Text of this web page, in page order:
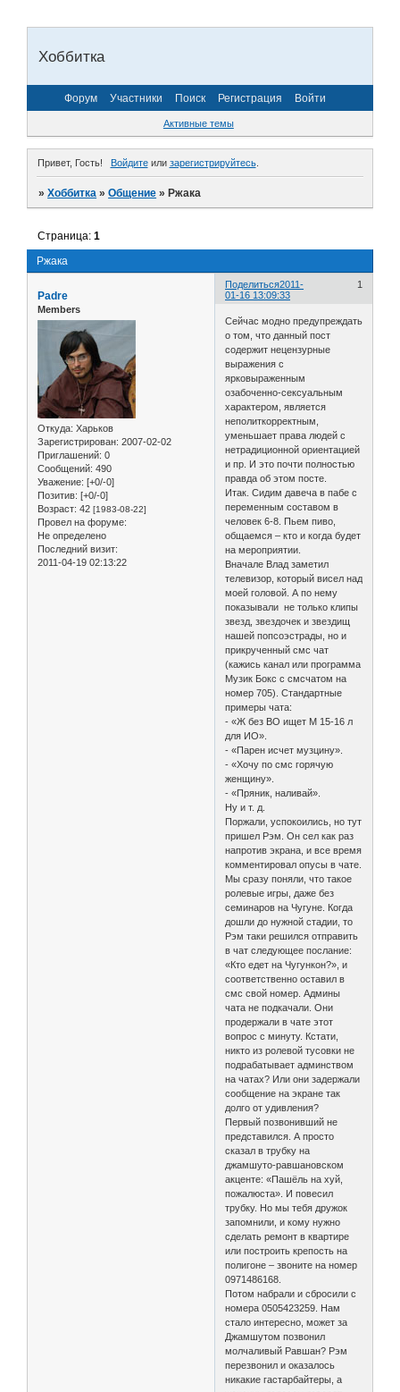
Хоббитка
Форум Участники Поиск Регистрация Войти
Активные темы
Привет, Гость! Войдитеили зарегистрируйтесь.
»Хоббитка »Общение »Ржака
Ржака
Страница:1
Поделиться 1
2011-
01-16 13:09:33
Padre
Members
Откуда: Харьков
Зарегистрирован: 2007-02-02
Приглашений: 0
Сообщений: 490
Уважение: [+0/-0]
Позитив: [+0/-0]
Возраст: 42 [1983-08-22]
Провел на форуме:
Не определено
Последний визит:
2011-04-19 02:13:22
Сейчас модно предупреждать
о том, что данный пост
содержит нецензурные
выражения с
ярковыраженным
озабоченно-сексуальным
характером, является
неполиткорректным,
уменьшает права людей с
нетрадиционной ориентацией
и пр. И это почти полностью
правда об этом посте.
Итак. Сидим давеча в пабе с
переменным составом в
человек 6-8. Пьем пиво,
общаемся – кто и когда будет
на мероприятии.
Вначале Влад заметил
телевизор, который висел над
моей головой. А по нему
показывали не только клипы
звезд, звездочек и звездищ
нашей попсоэстрады, но и
прикрученный смс чат
(кажись канал или программа
Музик Бокс с смсчатом на
номер 705). Стандартные
примеры чата:
- «Ж без ВО ищет М 15-16 л
для ИО».
- «Парен исчет музцину».
- «Хочу по смс горячую
женщину».
- «Пряник, наливай».
Ну и т. д.
Поржали, успокоились, но тут
пришел Рэм. Он сел как раз
напротив экрана, и все время
комментировал опусы в чате.
Мы сразу поняли, что такое
ролевые игры, даже без
семинаров на Чугуне. Когда
дошли до нужной стадии, то
Рэм таки решился отправить
в чат следующее послание:
«Кто едет на Чугункон?», и
соответственно оставил в
смс свой номер. Админы
чата не подкачали. Они
продержали в чате этот
вопрос с минуту. Кстати,
никто из ролевой тусовки не
подрабатывает админством
на чатах? Или они задержали
сообщение на экране так
долго от удивления?
Первый позвонивший не
представился. А просто
сказал в трубку на
джамшуто-равшановском
акценте: «Пашёль на хуй,
пожалюста». И повесил
трубку. Но мы тебя дружок
запомнили, и кому нужно
сделать ремонт в квартире
или построить крепость на
полигоне – звоните на номер
0971486168.
Потом набрали и сбросили с
номера 0505423259. Нам
стало интересно, может за
Джамшутом позвонил
молчаливый Равшан? Рэм
перезвонил и оказалось
никакие гастарбайтеры, а